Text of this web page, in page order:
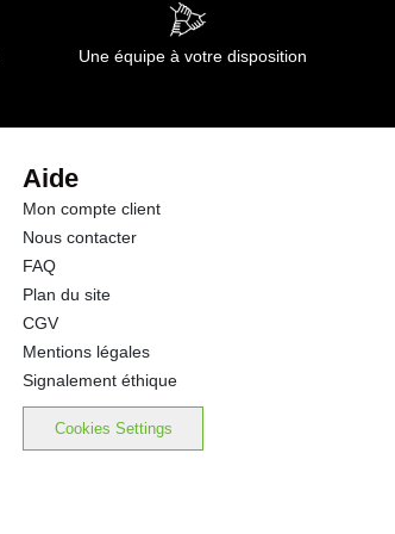
Une équipe à votre disposition
Aide
Mon compte client
Nous contacter
FAQ
Plan du site
CGV
Mentions légales
Signalement éthique
Cookies Settings